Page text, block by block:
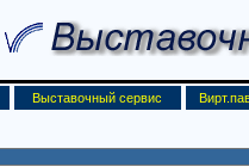
Выставочный сервис